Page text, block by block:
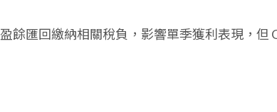
餘匯回繳納相關稅負，影響單季獲利表現，但